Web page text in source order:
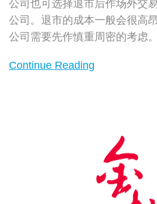
公司也可选择退市后作场外交
公司。退市的成本一般会很高
公司需要先作慎重周密的考虑。
Continue Reading